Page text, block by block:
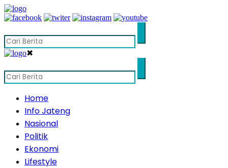
✖
Home
Info Jateng
Nasional
Politik
Ekonomi
Lifestyle